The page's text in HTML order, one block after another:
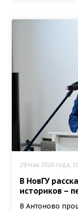
29 мая 2026 года,
В НовГУ
историков –
В Антоново